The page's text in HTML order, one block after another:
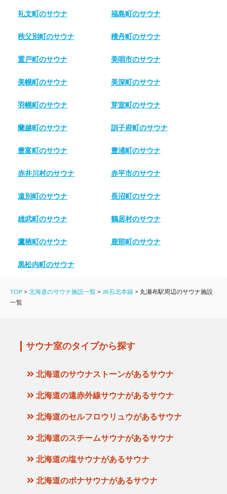
礼文町のサウナ 福島町のサウナ
秩父別町のサウナ 積丹町のサウナ
置戸町のサウナ 美唄市のサウナ
美幌町のサウナ 美深町のサウナ
羽幌町のサウナ 芽室町のサウナ
蘭越町のサウナ 訓子府町のサウナ
豊富町のサウナ 豊浦町のサウナ
赤井川村のサウナ 赤平市のサウナ
遠別町のサウナ 長沼町のサウナ
雄武町のサウナ 鶴居村のサウナ
鷹栖町のサウナ 鹿部町のサウナ
黒松内町のサウナ
TOP > 北海道のサウナ施設一覧 > JR石北本線 > 丸瀬布駅周辺のサウナ施設
一覧
サウナ室のタイプから探す
北海道のサウナストーンがあるサウナ
北海道の遠赤外線サウナがあるサウナ
北海道のセルフロウリュウがあるサウナ
北海道のスチームサウナがあるサウナ
北海道の塩サウナがあるサウナ
北海道のボナサウナがあるサウナ